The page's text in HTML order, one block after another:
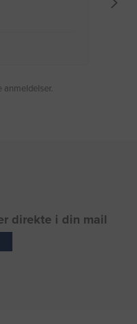
anmeldelser.
direkte i din mail